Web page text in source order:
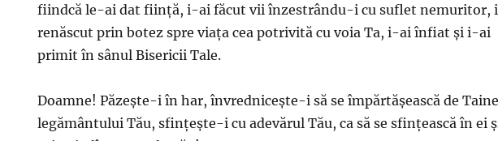
fiindcă le-ai dat fiinţă, i-ai făcut vii înzestrându-i cu suflet nemuritor,
renăscut prin botez spre viaţa cea potrivită cu voia Ta, i-ai înfiat şi i-ai
primit în sânul Bisericii Tale.
Doamne! Păzeşte-i în har, învredniceşte-i să se împărtăşească de
legământului Tău, sfinţeşte-i cu adevărul Tău, ca să se sfinţească în ei